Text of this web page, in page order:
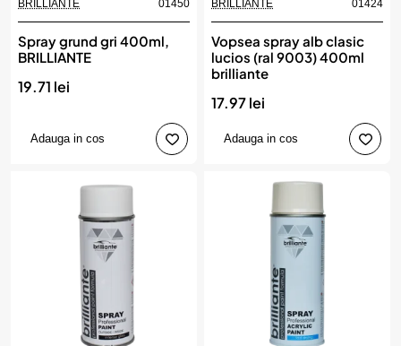
BRILLIANTE 01450
Spray grund gri 400ml,
BRILLIANTE
19.71 lei
Adauga in cos
BRILLIANTE 01424
Vopsea spray alb clasic
lucios (ral 9003) 400ml
brilliante
17.97 lei
Adauga in cos